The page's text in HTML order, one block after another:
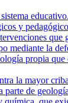
y
mediante la
propia que
la mayor
parte de